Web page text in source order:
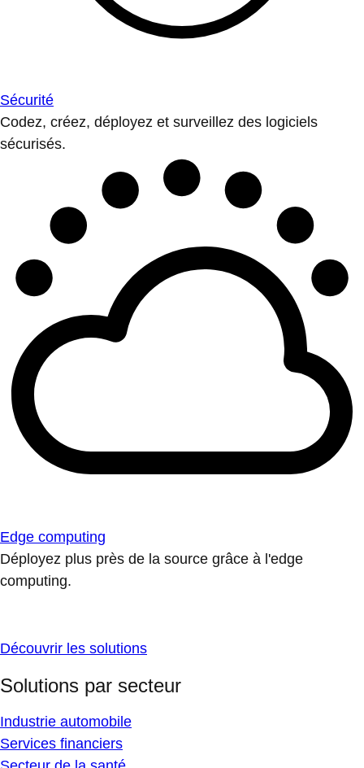
Sécurité
Codez, créez, déployez et surveillez des logiciels
sécurisés.
Edge computing
Déployez plus près de la source grâce à l'edge
computing.
Découvrir les solutions
Solutions par secteur
Industrie automobile
Services financiers